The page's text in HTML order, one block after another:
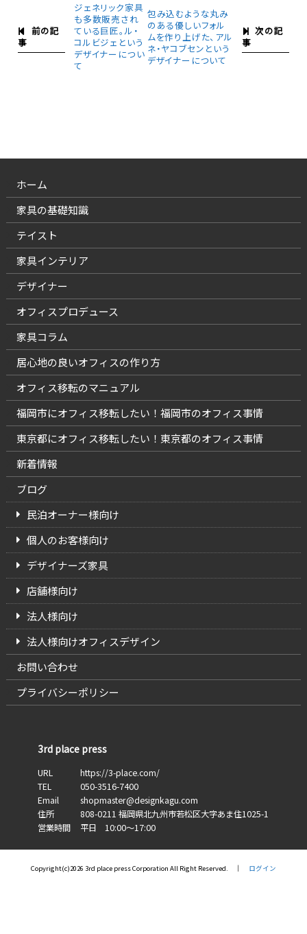
前の記
事
ジェネリック家具
も多数販売され
ている巨匠。ル・
コルビジェという
デザイナーについ
て
次の記
事
包み込むような丸み
のある優しいフォル
ムを作り上げた、アル
ネ・ヤコブセンという
デザイナーについて
ホーム
家具の基礎知識
テイスト
家具インテリア
デザイナー
オフィスプロデュース
家具コラム
居心地の良いオフィスの作り方
オフィス移転のマニュアル
福岡市にオフィス移転したい！福岡市のオフィス事情
東京都にオフィス移転したい！東京都のオフィス事情
新着情報
ブログ
民泊オーナー様向け
個人のお客様向け
デザイナーズ家具
店舗様向け
法人様向け
法人様向けオフィスデザイン
お問い合わせ
プライバシーポリシー
3rd place press
URL
https://3-place.com/
TEL
050-3516-7400
Email
shopmaster@designkagu.com
住所
808-0211 福岡県北九州市若松区大字あま住1025-1
営業時間
平日 10:00～17:00
Copyright(c)2026 3rd place press Corporation All Right Reserved. │ ログイン